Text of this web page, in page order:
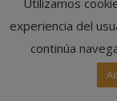
Utilizamos
experiencia del
continúa